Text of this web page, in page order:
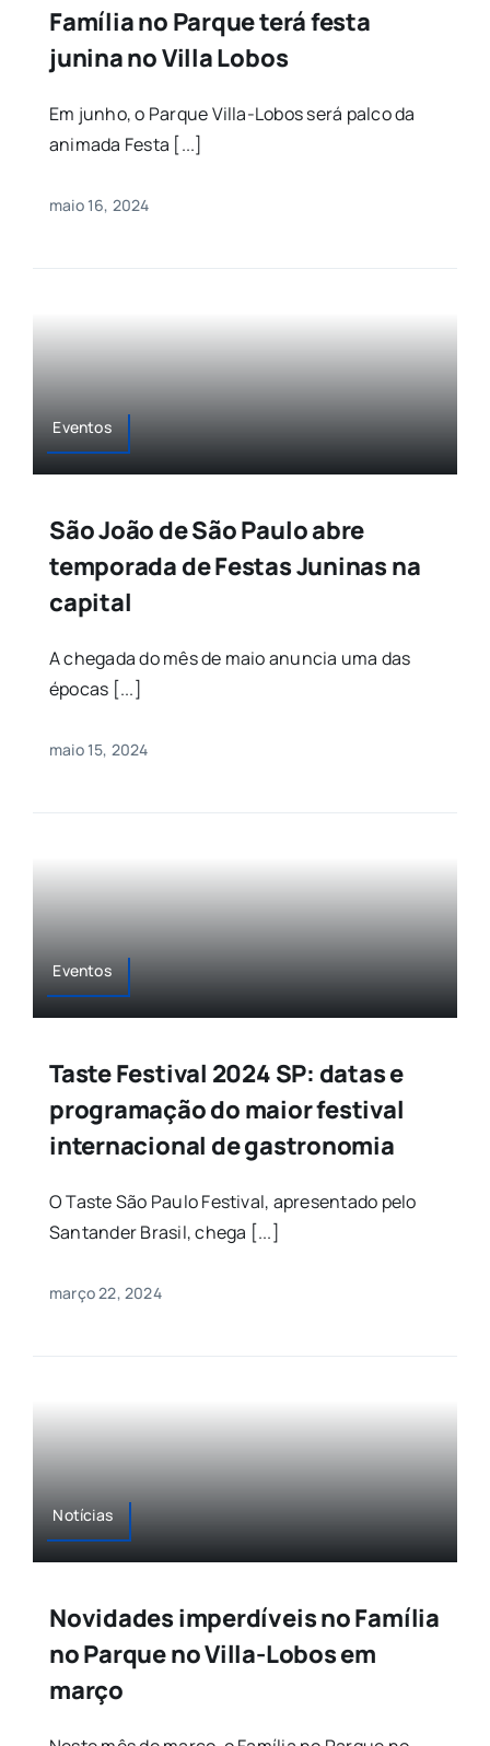
Família no Parque terá festa
junina no Villa Lobos
Em junho, o Parque Villa-Lobos será palco da
animada Festa [...]
maio 16, 2024
Eventos
São João de São Paulo abre
temporada de Festas Juninas na
capital
A chegada do mês de maio anuncia uma das
épocas [...]
maio 15, 2024
Eventos
Taste Festival 2024 SP: datas e
programação do maior festival
internacional de gastronomia
O Taste São Paulo Festival, apresentado pelo
Santander Brasil, chega [...]
março 22, 2024
Notícias
Novidades imperdíveis no Família
no Parque no Villa-Lobos em
março